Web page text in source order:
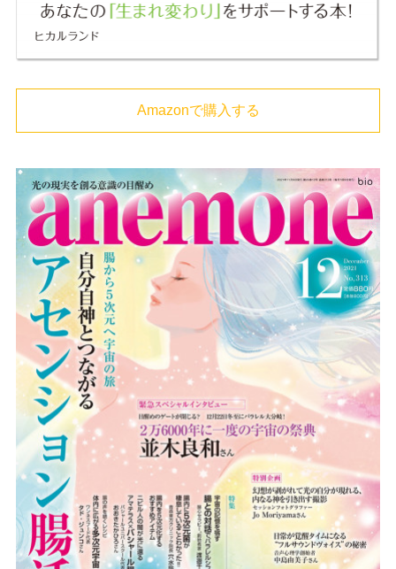
Amazonで購入する